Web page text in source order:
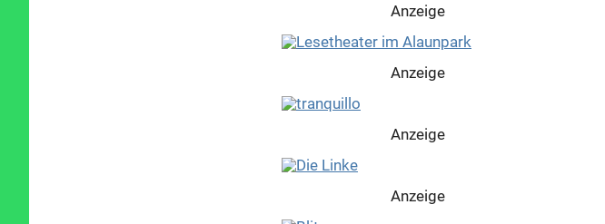
Anzeige
Anzeige
Anzeige
Anzeige